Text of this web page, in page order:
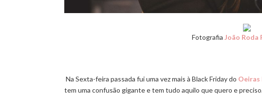
Fotografia João Roda
Na Sexta-feira passada fui uma vez mais à Black Friday do Oeiras
tem uma confusão gigante e tem tudo aquilo que quero e